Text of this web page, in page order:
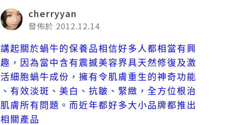
cherryyan
發佈於 2012.12.14
講起關於蝸牛的保養品相信好多人都相 當有興
趣， 因 為當中含有 震撼美容界具天然修復及激
活細胞蝸牛 成份，擁有令肌膚重生的神奇功能
、 有效淡斑 、 美白 、 抗皺 、 緊緻，全方位根治
肌膚所有問題。 而近年都好多大小品牌都推出
相關產品